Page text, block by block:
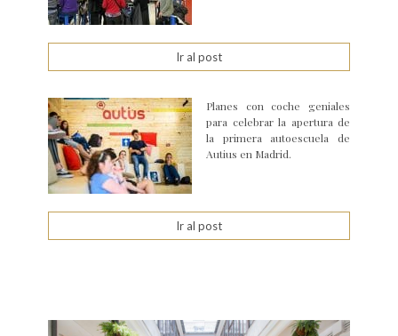
Ir al post
Planes con coche geniales
para celebrar la apertura de
la primera autoescuela de
Autius en Madrid.
Ir al post